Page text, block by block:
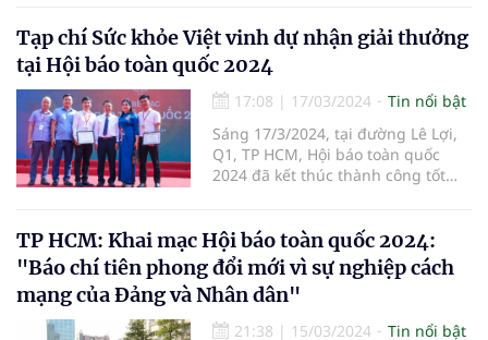
mạo đô thị văn minh và hiện đại.
Tạp chí Sức khỏe Việt vinh dự nhận giải thưởng
tại Hội báo toàn quốc 2024
17:08 | 17/03/2024
Tin nổi bật
Sáng 17/3/2024, tại đường Lê Lợi,
Q1, TP HCM, Hội báo toàn quốc
2024 đã kết thúc thành công tốt
hội để những người trong nghề
được giao lưu, học hỏi; chung sức,
đồng lòng thúc đẩy tinh thần đổi
mới sáng tạo trong hoạt động báo
chí. Tại Hội báo, Chi hội Nhà báo
TP HCM: Khai mạc Hội báo toàn quốc 2024:
"Báo chí tiên phong đổi mới vì sự nghiệp cách
mạng của Đảng và Nhân dân"
21:38 | 15/03/2024
Tin nổi bật